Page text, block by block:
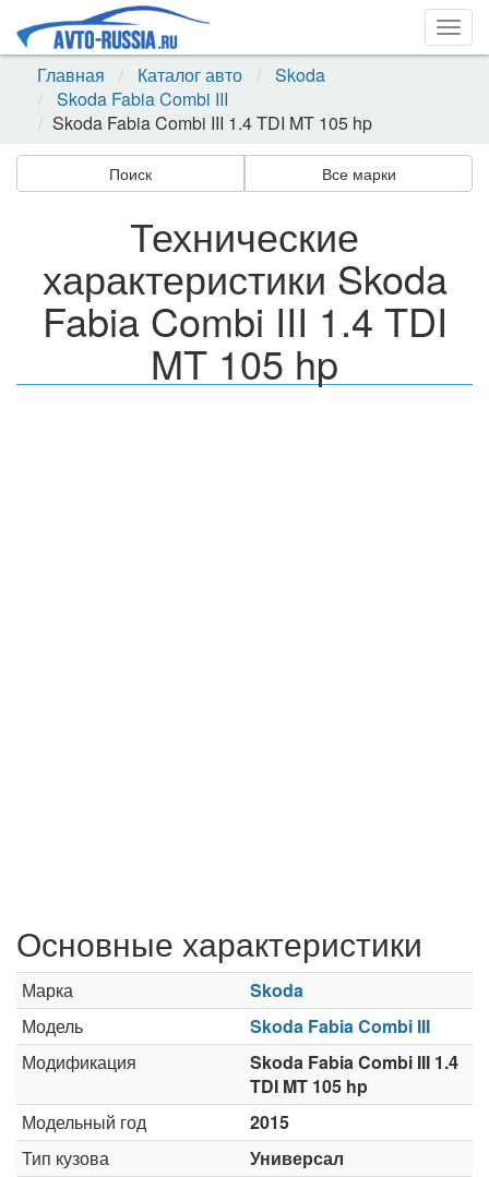
Главная
Каталог авто
Skoda
Skoda Fabia Combi III
Skoda Fabia Combi III 1.4 TDI MT 105 hp
Поиск Все марки
Технические
характеристики Skoda
Fabia Combi III 1.4 TDI
MT 105 hp
Основные характеристики
Марка
Skoda
Модель
Skoda Fabia Combi III
Модификация
Skoda Fabia Combi III 1.4
TDI MT 105 hp
Модельный год
2015
Тип кузова
Универсал